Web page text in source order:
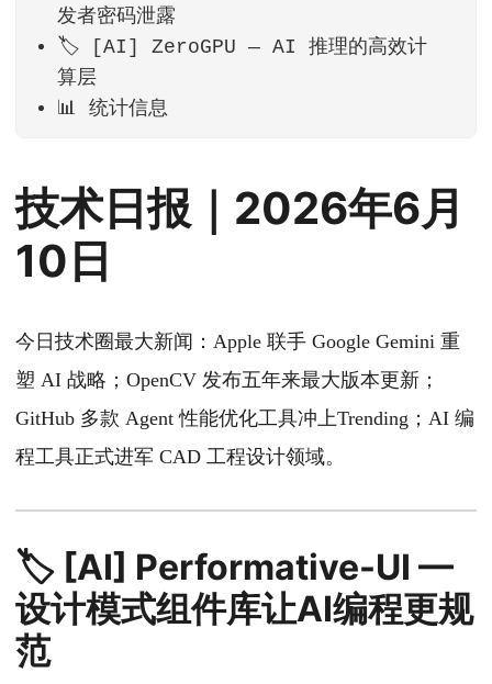
发者密码泄露
🏷️ [AI] ZeroGPU — AI 推理的高效计
算层
📊 统计信息
技术日报｜2026年6月
10日
今日技术圈最大新闻：Apple 联手 Google Gemini 重
塑 AI 战略；OpenCV 发布五年来最大版本更新；
GitHub 多款 Agent 性能优化工具冲上Trending；AI 编
程工具正式进军 CAD 工程设计领域。
🏷️ [AI] Performative-UI —
设计模式组件库让AI编程更规
范